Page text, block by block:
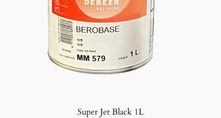
Super Jet Black 1L